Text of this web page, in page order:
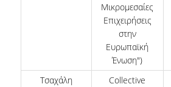
Μικρομεσαίες
Επιχειρήσεις
στην
Ευρωπαϊκή
Ένωση")
Τσαχάλη
Collective